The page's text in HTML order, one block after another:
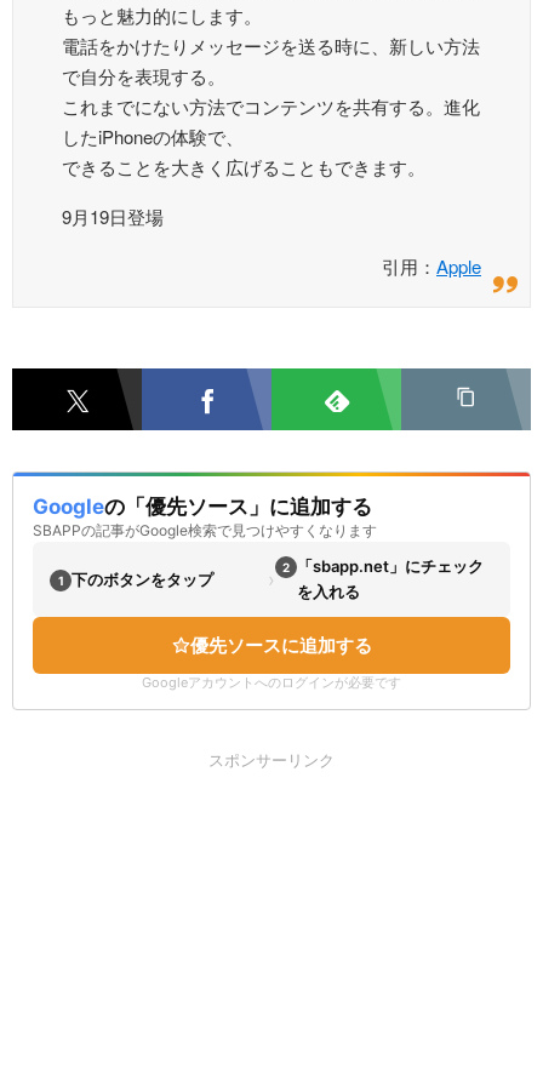
もっと魅力的にします。
電話をかけたりメッセージを送る時に、新しい方法
で自分を表現する。
これまでにない方法でコンテンツを共有する。進化
したiPhoneの体験で、
できることを大きく広げることもできます。
9月19日登場
引用： Apple
Googleの「優先ソース」に追加する
SBAPPの記事がGoogle検索で見つけやすくなります
1 下のボタンをタップ › 2
「sbapp.net」にチェック
を入れる
優先ソースに追加する
Googleアカウントへのログインが必要です
スポンサーリンク